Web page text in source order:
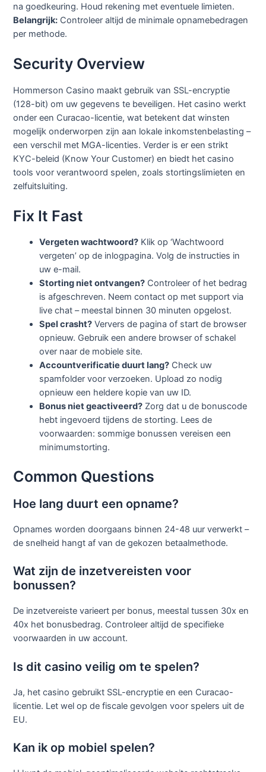
na goedkeuring. Houd rekening met eventuele limieten.
Belangrijk: Controleer altijd de minimale opnamebedragen
per methode.
Security Overview
Hommerson Casino maakt gebruik van SSL-encryptie
(128-bit) om uw gegevens te beveiligen. Het casino werkt
onder een Curacao-licentie, wat betekent dat winsten
mogelijk onderworpen zijn aan lokale inkomstenbelasting –
een verschil met MGA-licenties. Verder is er een strikt
KYC-beleid (Know Your Customer) en biedt het casino
tools voor verantwoord spelen, zoals stortingslimieten en
zelfuitsluiting.
Fix It Fast
Vergeten wachtwoord? Klik op ‘Wachtwoord
vergeten’ op de inlogpagina. Volg de instructies in
uw e-mail.
Storting niet ontvangen? Controleer of het bedrag
is afgeschreven. Neem contact op met support via
live chat – meestal binnen 30 minuten opgelost.
Spel crasht? Ververs de pagina of start de browser
opnieuw. Gebruik een andere browser of schakel
over naar de mobiele site.
Accountverificatie duurt lang? Check uw
spamfolder voor verzoeken. Upload zo nodig
opnieuw een heldere kopie van uw ID.
Bonus niet geactiveerd? Zorg dat u de bonuscode
hebt ingevoerd tijdens de storting. Lees de
voorwaarden: sommige bonussen vereisen een
minimumstorting.
Common Questions
Hoe lang duurt een opname?
Opnames worden doorgaans binnen 24-48 uur verwerkt –
de snelheid hangt af van de gekozen betaalmethode.
Wat zijn de inzetvereisten voor
bonussen?
De inzetvereiste varieert per bonus, meestal tussen 30x en
40x het bonusbedrag. Controleer altijd de specifieke
voorwaarden in uw account.
Is dit casino veilig om te spelen?
Ja, het casino gebruikt SSL-encryptie en een Curacao-
licentie. Let wel op de fiscale gevolgen voor spelers uit de
EU.
Kan ik op mobiel spelen?